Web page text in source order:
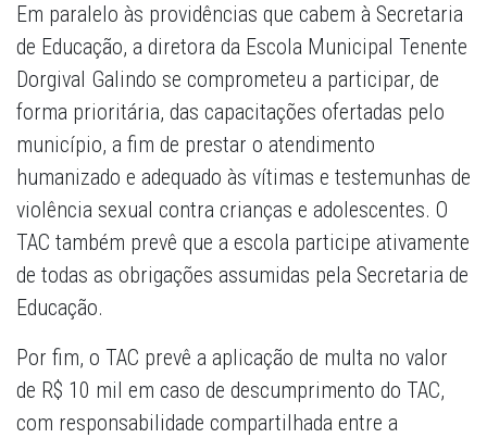
Em paralelo às providências que cabem à Secretaria
de Educação, a diretora da Escola Municipal Tenente
Dorgival Galindo se comprometeu a participar, de
forma prioritária, das capacitações ofertadas pelo
município, a fim de prestar o atendimento
humanizado e adequado às vítimas e testemunhas de
violência sexual contra crianças e adolescentes. O
TAC também prevê que a escola participe ativamente
de todas as obrigações assumidas pela Secretaria de
Educação.
Por fim, o TAC prevê a aplicação de multa no valor
de R$ 10 mil em caso de descumprimento do TAC,
com responsabilidade compartilhada entre a